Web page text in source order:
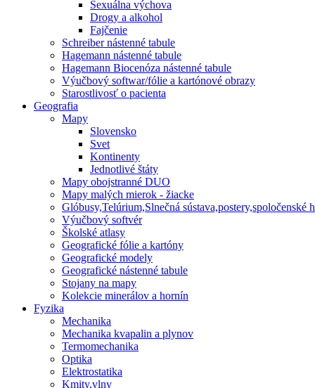
Sexuálna výchova
Drogy a alkohol
Fajčenie
Schreiber nástenné tabule
Hagemann nástenné tabule
Hagemann Biocenóza nástenné tabule
Výučbový softwar/fólie a kartónové obrazy
Starostlivosť o pacienta
Geografia
Mapy
Slovensko
Svet
Kontinenty
Jednotlivé štáty
Mapy obojstranné DUO
Mapy malých mierok - žiacke
Glóbusy,Telúrium,Slnečná sústava,postery,spoločenské
Výučbový softvér
Školské atlasy
Geografické fólie a kartóny
Geografické modely
Geografické nástenné tabule
Stojany na mapy
Kolekcie minerálov a hornín
Fyzika
Mechanika
Mechanika kvapalin a plynov
Termomechanika
Optika
Elektrostatika
Kmity,vlny